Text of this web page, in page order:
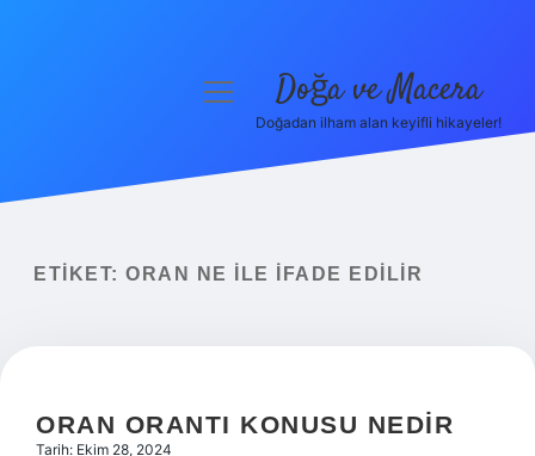
Yasal Uyarı
menüyü Doğa ve Macera
Doğadan ilham alan keyifli hikayeler!
ETIKET: ORAN NE ILE IFADE EDILIR
ORAN ORANTI KONUSU NEDIR
Tarih: Ekim 28, 2024